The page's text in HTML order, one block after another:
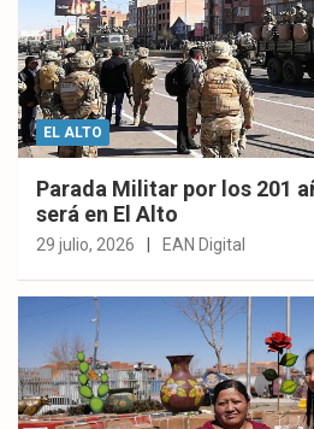
EL ALTO
Parada Militar por los 201
será en El Alto
29 julio, 2026 EAN Digital